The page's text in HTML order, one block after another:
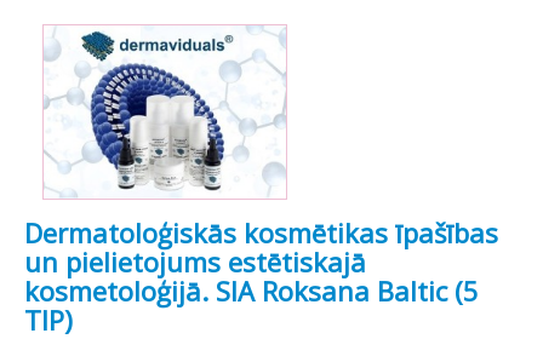
Dermatoloģiskās kosmētikas īpašības
un pielietojums estētiskajā
kosmetoloģijā. SIA Roksana Baltic (5
TIP)